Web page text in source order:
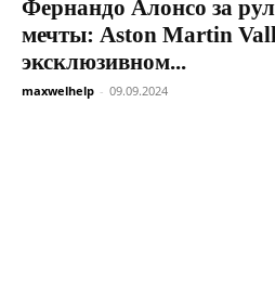
Фернандо Алонсо за
мечты: Aston Martin
эксклюзивном...
maxwelhelp - 09.09.2024